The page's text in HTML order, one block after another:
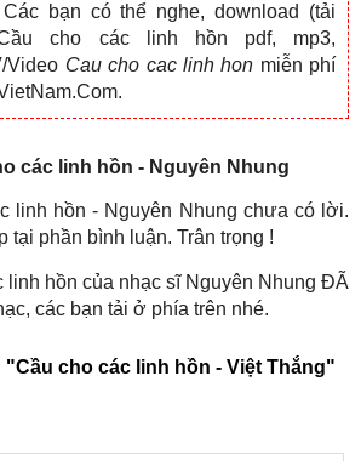
bạn có thể nghe, download (tải
cho các linh hồn pdf, mp3,
Video Cau cho cac linh hon miễn phí
các linh hồn - Nguyên Nhung
linh hồn - Nguyên Nhung chưa có lời.
tại phần bình luận. Trân trọng !
linh hồn của nhạc sĩ Nguyên Nhung ĐÃ
các bạn tải ở phía trên nhé.
"Cầu cho các linh hồn - Việt Thắng"